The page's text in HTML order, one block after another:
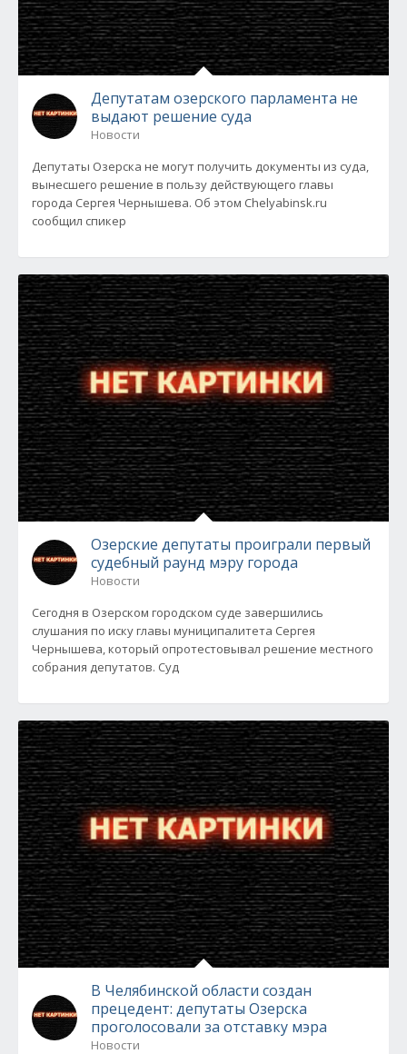
Депутатам озерского парламента не
выдают решение суда
Новости
Депутаты Озерска не могут получить документы из суда,
вынесшего решение в пользу действующего главы
города Сергея Чернышева. Об этом Chelyabinsk.ru
сообщил спикер
Озерские депутаты проиграли первый
судебный раунд мэру города
Новости
Сегодня в Озерском городском суде завершились
слушания по иску главы муниципалитета Сергея
Чернышева, который опротестовывал решение местного
собрания депутатов. Суд
В Челябинской области создан
прецедент: депутаты Озерска
проголосовали за отставку мэра
Новости